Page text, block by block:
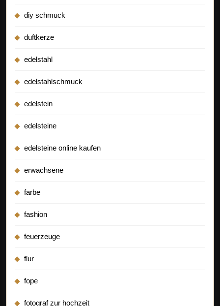
diy schmuck
duftkerze
edelstahl
edelstahlschmuck
edelstein
edelsteine
edelsteine online kaufen
erwachsene
farbe
fashion
feuerzeuge
flur
fope
fotograf zur hochzeit